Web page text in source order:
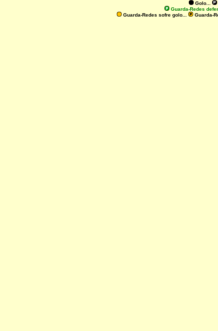
Golo...
Guarda-Redes
Guarda-Redes sofre golo...
Guarda-